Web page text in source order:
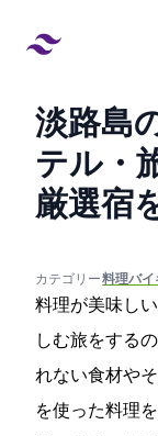
淡路島
テル・
厳選宿
カテゴリー:#料理/バ
料理が美味し
しむ旅をする
れない食材や
を使った料理